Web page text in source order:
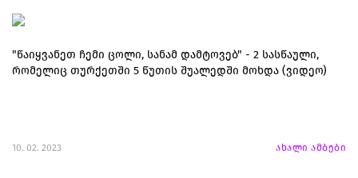
"წაიყვანეთ ჩემი ცოლი, სანამ დამტოვებ" - 2 სასწაული,
რომელიც თურქეთში 5 წუთის შუალედში მოხდა (ვიდეო)
10. 02. 2023 ახალი ამბები